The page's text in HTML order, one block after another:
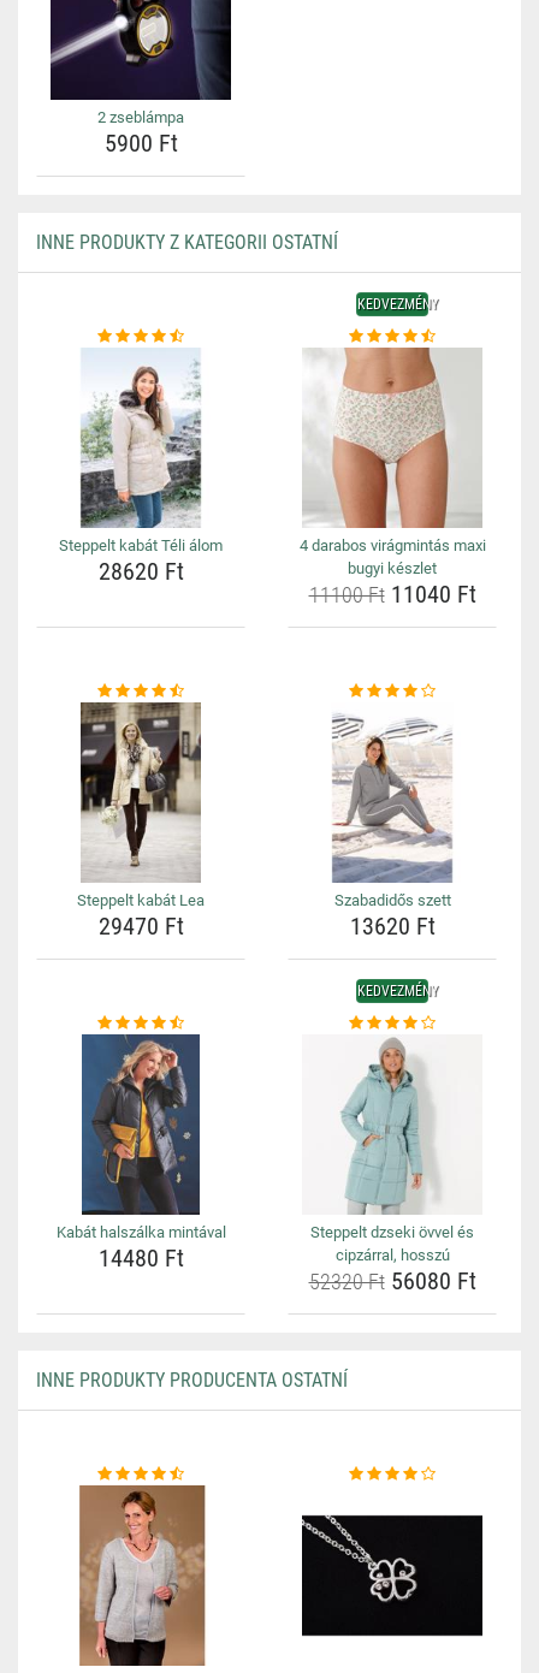
2 zseblámpa
5900 Ft
INNE PRODUKTY Z KATEGORII OSTATNÍ
Steppelt kabát Téli álom
28620 Ft
KEDVEZMÉNY
4 darabos virágmintás maxi
bugyi készlet
11100 Ft11040 Ft
Steppelt kabát Lea
29470 Ft
Szabadidős szett
13620 Ft
Kabát halszálka mintával
14480 Ft
KEDVEZMÉNY
Steppelt dzseki övvel és
cipzárral, hosszú
52320 Ft56080 Ft
INNE PRODUKTY PRODUCENTA OSTATNÍ